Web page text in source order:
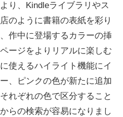
り、Kindleライブラリやス
のように書籍の表紙を彩り
作中に登場するカラーの挿
ージをよりリアルに楽しむ
使えるハイライト機能にイ
、ピンクの色が新たに追加
れぞれの色で区分すること
らの検索が容易になりまし